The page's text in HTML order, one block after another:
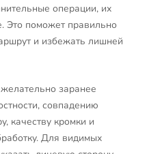
операции, их
Это поможет правильно
и избежать лишней
заранее
совпадению
качеству кромки и
Для видимых